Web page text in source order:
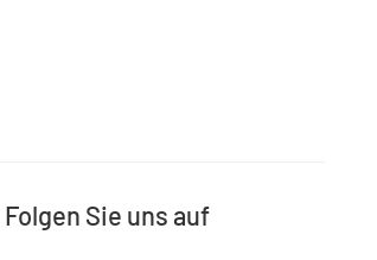
Folgen Sie uns auf